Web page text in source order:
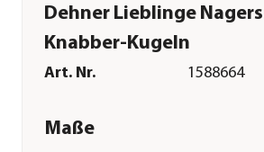
Dehner Lieblinge
Knabber-Kugeln
Art. Nr. 1588664
Maße